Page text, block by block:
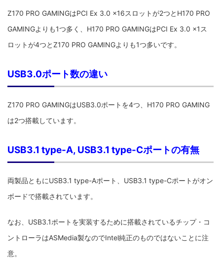
Z170 PRO GAMINGはPCI Ex 3.0 x16スロットが2つとH170 PRO
GAMINGよりも1つ多く、H170 PRO GAMINGはPCI Ex 3.0 x1ス
ロットが4つとZ170 PRO GAMINGよりも1つ多いです。
USB3.0ポート数の違い
Z170 PRO GAMINGはUSB3.0ポートを4つ、H170 PRO GAMING
は2つ搭載しています。
USB3.1 type-A, USB3.1 type-Cポートの有無
両製品ともにUSB3.1 type-Aポート、USB3.1 type-Cポートがオン
ボードで搭載されています。
なお、USB3.1ポートを実装するために搭載されているチップ・コ
ントローラはASMedia製なのでIntel純正のものではないことに注
意。